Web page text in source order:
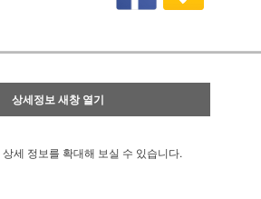
상세정보 새창 열기
상세 정보를 확대해 보실 수 있습니다.